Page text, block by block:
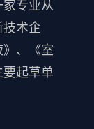
专业从
技术企
、《室
起草单